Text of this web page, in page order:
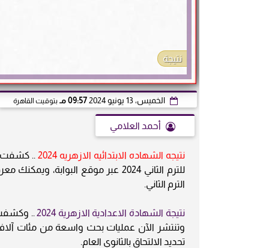
نتيجة
الخميس، 13 يونيو 2024 09:57 مـ بتوقيت القاهرة
أحمد العلامي
نتيجه الشهاده الابتدائيه الازهريه 2024
.. كشفت
للترم الثاني 2024 عبر موقع
الترم الثاني.
نتيجة الشهادة الاعدادية الازهرية 2024
.. وكشفت
وتنتشر الآن عمليات بحث واسعة من مئات
تحديد الالتحاق بالثانوي العام.